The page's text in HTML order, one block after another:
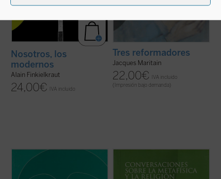
Nosotros, los
modernos
Alain Finkielkraut
24,00€ IVA incluido
Tres reformadores
Jacques Maritain
22,00€
IVA incluido
(Impresión bajo demanda)
de nuestro espíritu o si no tiene más valor
de los seres, de las sustancias, no existe
obra completa de Malebranche que se
publica en España. Publicada originalmente
en 1688, Conversaciones sobre la